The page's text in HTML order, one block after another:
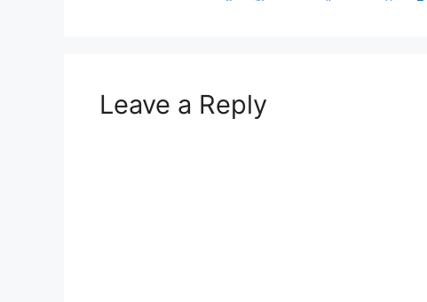
Leave a Reply